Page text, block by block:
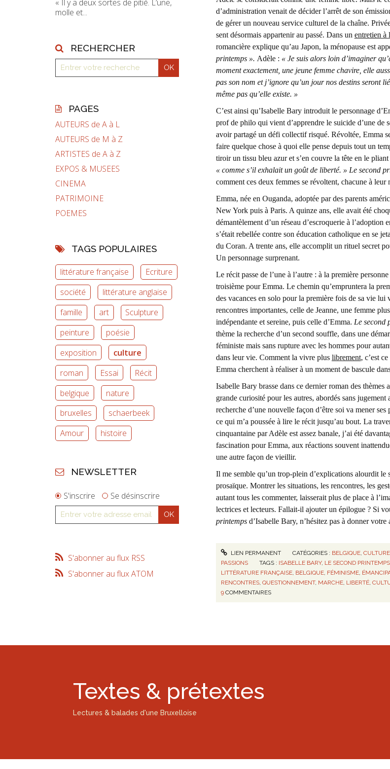
« Il y a deux sortes de pitié. L’une,
molle et...
RECHERCHER
PAGES
AUTEURS de A à L
AUTEURS de M à Z
ARTISTES de A à Z
EXPOS & MUSEES
CINEMA
PATRIMOINE
POEMES
TAGS POPULAIRES
littérature française
Ecriture
société
littérature anglaise
famille
art
Sculpture
peinture
poésie
exposition
culture
roman
Essai
Récit
belgique
nature
bruxelles
schaerbeek
Amour
histoire
NEWSLETTER
S'inscrire Se désinscrire
S'abonner au flux RSS
S'abonner au flux ATOM
d’administration venait de décider l’arrêt de son
de gérer un nouveau service culturel de la chaîne.
sent désormais appartenir au passé. Dans un entretien à
romancière explique qu’au Japon, la ménopause est
printemps ». Adèle : « Je suis alors loin d’imaginer
moment exactement, une jeune femme chavire, elle
pas son nom et j’ignore qu’un jour nos destins seront
même pas qu’elle existe. »
C’est ainsi qu’Isabelle Bary introduit le personnage
prof de philo qui vient d’apprendre le suicide d’une de
avoir partagé un défi collectif risqué. Révoltée, Emma
faire quelque chose à quoi elle pense depuis tout un
tiroir un tissu bleu azur et s’en couvre la tête en le pliant
« comme s’il exhalait un goût de liberté. » Le second
comment ces deux femmes se révoltent, chacune à leur
Emma, née en Ouganda, adoptée par des parents
New York puis à Paris. A quinze ans, elle avait été
démantèlement d’un réseau d’escroquerie à l’adoption
s’était rebellée contre son éducation catholique en se
du Coran. A trente ans, elle accomplit un rituel secret
Un personnage surprenant.
Le récit passe de l’une à l’autre : à la première
troisième pour Emma. Le chemin qu’empruntera la
des vacances en solo pour la première fois de sa vie lui
rencontres importantes, celle de Jeanne, une femme
indépendante et sereine, puis celle d’Emma. Le second
thème la recherche d’un second souffle, dans une
féministe mais sans rupture avec les hommes pour
dans leur vie. Comment la vivre plus librement, c’est
Emma cherchent à réaliser à un moment de bascule
Isabelle Bary brasse dans ce dernier roman des thèmes
grande curiosité pour les autres, abordés sans jugement
recherche d’une nouvelle façon d’être soi va mener ses
ce qui m’a poussée à lire le récit jusqu’au bout. La
cinquantaine par Adèle est assez banale, j’ai été
fascination pour Emma, aux réactions souvent
une autre façon de vieillir.
Il me semble qu’un trop-plein d’explications alourdit le
prosaïque. Montrer les situations, les rencontres, les
autant tous les commenter, laisserait plus de place à
lectrices et lecteurs. Fallait-il ajouter un épilogue ? Si
printempsd’Isabelle Bary, n’hésitez pas à donner votre
LIEN PERMANENT CATÉGORIES : BELGIQUE,CULTURE
PASSIONS
TAGS : ISABELLE BARY, LE SECOND PRINTEMPS
LITTÉRATURE FRANÇAISE, BELGIQUE, FÉMINISME,
RENCONTRES, QUESTIONNEMENT, MARCHE, LIBERTÉ,
9 COMMENTAIRES
Textes & prétextes
Lectures & balades d'une Bruxelloise